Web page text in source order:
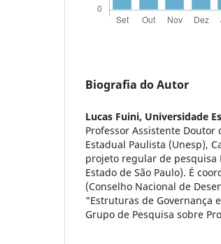
Biografia do Autor
Lucas Fuini, Universidade
Professor Assistente
Estadual Paulista (Unesp),
projeto regular de pesquisa
Estado de São Paulo). É
(Conselho Nacional de
"Estruturas de Governança
Grupo de Pesquisa sobre